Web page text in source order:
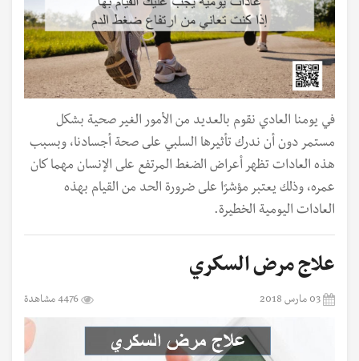
في يومنا العادي نقوم بالعديد من الأمور الغير صحية بشكل
مستمر دون أن ندرك تأثيرها السلبي على صحة أجسادنا، وبسبب
هذه العادات تظهر أعراض الضغط المرتفع على الإنسان مهما كان
عمره، وذلك يعتبر مؤشرًا على ضرورة الحد من القيام بهذه
العادات اليومية الخطيرة.
علاج مرض السكري
03 مارس 2018 4476 مشاهدة